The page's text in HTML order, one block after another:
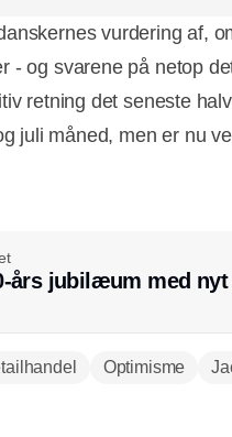
vurdering af,
- og svarene på netop
retning det seneste
juli måned, men er nu
års jubilæum med
Optimisme